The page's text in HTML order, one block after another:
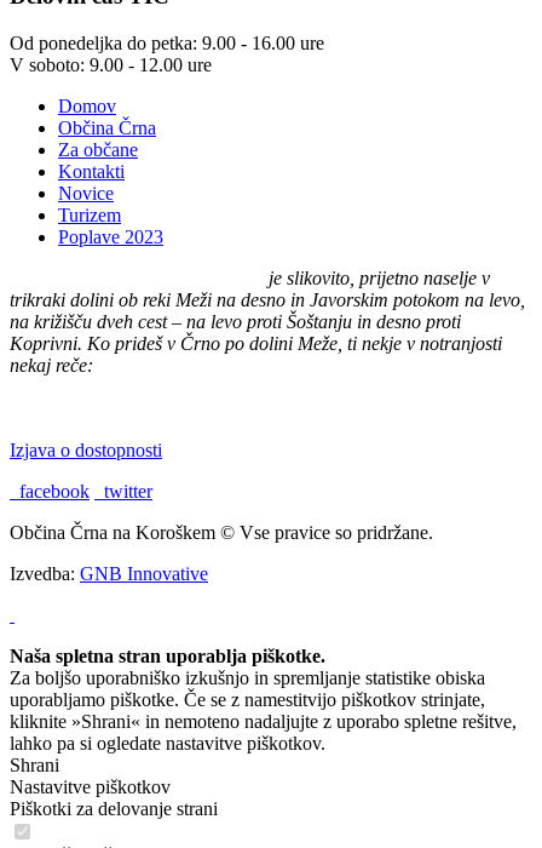
Od ponedeljka do petka: 9.00 - 16.00 ure
V soboto: 9.00 - 12.00 ure
Domov
Občina Črna
Za občane
Kontakti
Novice
Turizem
Poplave 2023
je slikovito, prijetno naselje v
trikraki dolini ob reki Meži na desno in Javorskim potokom na levo,
na križišču dveh cest – na levo proti Šoštanju in desno proti
Koprivni. Ko prideš v Črno po dolini Meže, ti nekje v notranjosti
nekaj reče:
Izjava o dostopnosti
facebook
twitter
Občina Črna na Koroškem © Vse pravice so pridržane.
Izvedba: GNB Innovative
Naša spletna stran uporablja piškotke.
Za boljšo uporabniško izkušnjo in spremljanje statistike obiska
uporabljamo piškotke. Če se z namestitvijo piškotkov strinjate,
kliknite »Shrani« in nemoteno nadaljujte z uporabo spletne rešitve,
lahko pa si ogledate nastavitve piškotkov.
Shrani
Nastavitve piškotkov
Piškotki za delovanje strani